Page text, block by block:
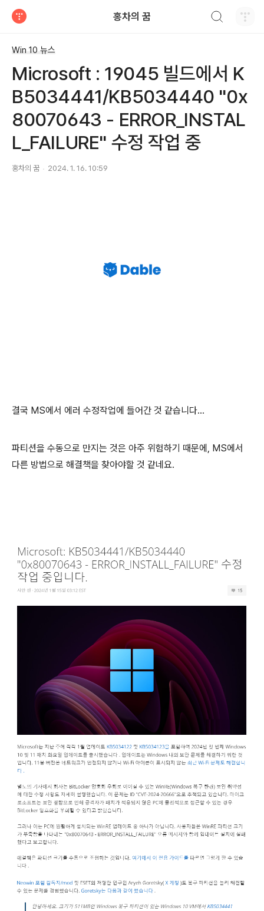
홍차의 꿈
Win 10 뉴스
Microsoft : 19045 빌드에서 K
B5034441/KB5034440 "0x
80070643 - ERROR_INSTAL
L_FAILURE" 수정 작업 중
홍차의 꿈 2024. 1. 16. 10:59
결국 MS에서 에러 수정작업에 들어간 것 같습니다...
파티션을 수동으로 만지는 것은 아주 위험하기 때문에, MS에서
다른 방법으로 해결책을 찾아야할 것 같네요.